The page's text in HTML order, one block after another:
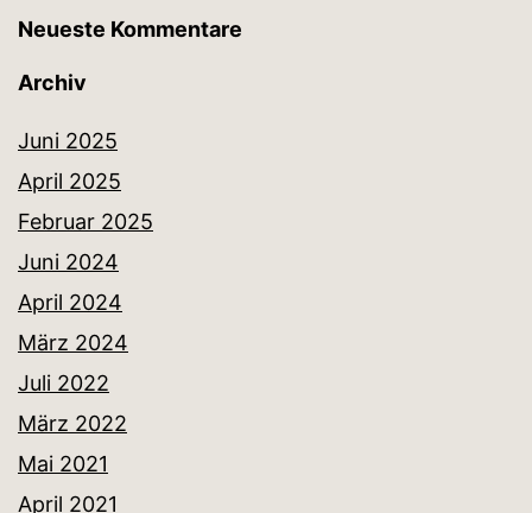
Neueste Kommentare
Archiv
Juni 2025
April 2025
Februar 2025
Juni 2024
April 2024
März 2024
Juli 2022
März 2022
Mai 2021
April 2021